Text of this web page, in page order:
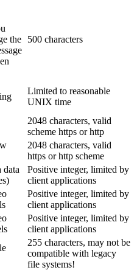
the
500 characters
Limited to reasonable
UNIX time
2048 characters, valid
scheme https or http
2048 characters, valid
https or http scheme
data
Positive integer, limited by
client applications
Positive integer, limited by
client applications
Positive integer, limited by
client applications
255 characters, may not be
compatible with legacy
file systems!